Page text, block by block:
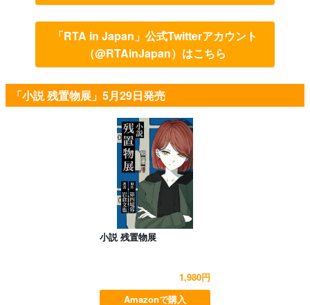
「RTA in Japan」公式Twitterアカウント
（@RTAinJapan）はこちら
「小説 残置物展」5月29日発売
小説 残置物展
1,980円
Amazonで購入